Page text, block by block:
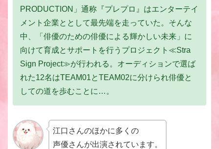
PRODUCTION」 通称『プレプロ』はエンターテイ
メント企業ととして最先端を走っていた。 そんな
中、「俳優のための俳優による輝かしい未来」に
向けて育成とサポートを行うプロジェクト ≪Stra
Sign Project≫が行われる。 オーディションで選ば
れた12名はTEAM01とTEAM02に分けられ俳優と
しての道を歩むことに…。
江口さんのほかに多くの
声優さんが出演されています。